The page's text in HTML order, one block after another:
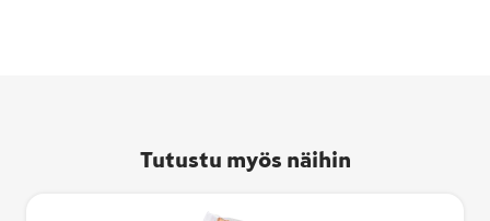
Tutustu myös näihin